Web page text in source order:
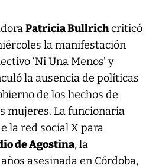
Patricia Bullrichcriticó
la manifestación
‘Ni Una Menos’ y
la ausencia de políticas
de los hechos de
mujeres. La funcionaria
la red social X para
de Agostina, la
asesinada en Córdoba,